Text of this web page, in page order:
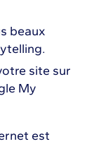
beaux
site sur
My
est